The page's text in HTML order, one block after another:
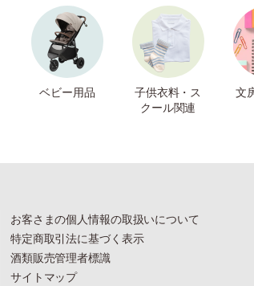
ベビー用品
子供衣料・ス
クール関連
文
お客さまの個人情報の取扱いについて
特定商取引法に基づく表示
酒類販売管理者標識
サイトマップ